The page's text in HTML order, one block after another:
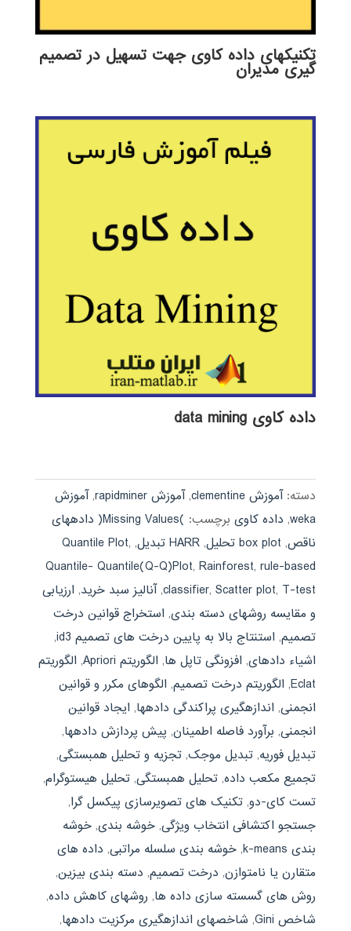
تکنیکهای داده کاوی جهت تسهیل در تصمیم
گیری مدیران
داده کاوی data mining
دسته:آموزش clementine ,آموزش rapidminer ,آموزش
weka
, داده کاوی برچسب:
)Missing Values( دادههای
ناقص, box plot تحلیل , HARR تبدیل ,
Quantile Plot,
Quantile- Quantile(Q-Q)Plot,Rainforest,rule-based
classifier,Scatter plot, T-test
,آنالیز سبد خرید, ارزیابی
و مقایسه روشهای دسته بندی, استخراج قوانین درخت
تصمیم, استنتاج بالا به پایین درخت های تصمیم id3
,
اشیاء دادهای, افزونگی تاپل ها, الگوریتم Apriori , الگوریتم
Eclat
, الگوریتم درخت تصمیم, الگوهای مکرر و قوانین
انجمنی, اندازهگیری پراکندگی دادهها, ایجاد قوانین
انجمنی, برآورد فاصله اطمینان, پیش پردازش دادهها,
تبدیل فوریه, تبدیل موجک, تجزیه و تحلیل همبستگی,
تجمیع مکعب داده, تحلیل همبستگی, تحلیل هیستوگرام,
تست کای-دو, تکنیک های تصویرسازی پیکسل گرا,
جستجو اکتشافی انتخاب ویژگی, خوشه بندی, خوشه
بندی k-means
, خوشه بندی سلسله مراتبی, داده های
متقارن یا نامتوازن, درخت تصمیم, دسته بندی بیزین,
روش های گسسته سازی داده ها, روشهای کاهش داده,
شاخص Gini
, شاخصهای اندازهگیری مرکزیت دادهها,